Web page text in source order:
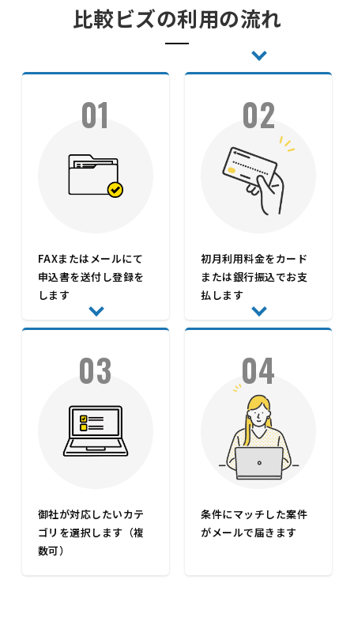
比較ビズの利用の流れ
01
FAXまたはメールにて
申込書を送付し登録を
します
02
初月利用料金をカード
または銀行振込でお支
払します
03
御社が対応したいカテ
ゴリを選択します（複
数可）
04
条件にマッチした案件
がメールで届きます